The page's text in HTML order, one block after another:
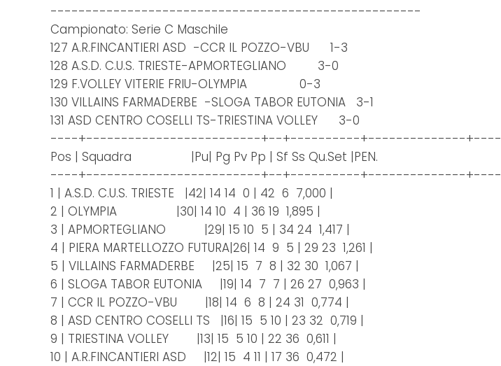
-----------------------------------------------------
Campionato: Serie C Maschile
127 A.R.FINCANTIERI ASD -CCR IL POZZO-VBU 1-3
128 A.S.D. C.U.S. TRIESTE-APMORTEGLIANO 3-0
129 F.VOLLEY VITERIE FRIU-OLYMPIA 0-3
130 VILLAINS FARMADERBE -SLOGA TABOR EUTONIA 3-1
131 ASD CENTRO COSELLI TS-TRIESTINA VOLLEY 3-0
----+-------------------------+--+----------+--------------+----
Pos | Squadra |Pu| Pg Pv Pp | Sf Ss Qu.Set |PEN.
----+-------------------------+--+----------+--------------+----
1 | A.S.D. C.U.S. TRIESTE |42| 14 14 0 | 42 6 7,000 |
2 | OLYMPIA |30| 14 10 4 | 36 19 1,895 |
3 | APMORTEGLIANO |29| 15 10 5 | 34 24 1,417 |
4 | PIERA MARTELLOZZO FUTURA|26| 14 9 5 | 29 23 1,261 |
5 | VILLAINS FARMADERBE |25| 15 7 8 | 32 30 1,067 |
6 | SLOGA TABOR EUTONIA |19| 14 7 7 | 26 27 0,963 |
7 | CCR IL POZZO-VBU |18| 14 6 8 | 24 31 0,774 |
8 | ASD CENTRO COSELLI TS |16| 15 5 10 | 23 32 0,719 |
9 | TRIESTINA VOLLEY |13| 15 5 10 | 22 36 0,611 |
10 | A.R.FINCANTIERI ASD |12| 15 4 11 | 17 36 0,472 |